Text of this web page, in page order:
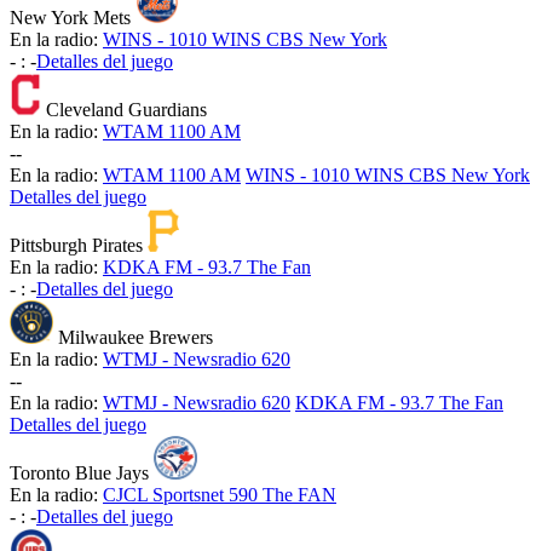
New York Mets
En la radio: WINS - 1010 WINS CBS New York
- : -Detalles del juego
Cleveland Guardians
En la radio: WTAM 1100 AM
--
En la radio: WTAM 1100 AM WINS - 1010 WINS CBS New York
Detalles del juego
Pittsburgh Pirates
En la radio: KDKA FM - 93.7 The Fan
- : -Detalles del juego
Milwaukee Brewers
En la radio: WTMJ - Newsradio 620
--
En la radio: WTMJ - Newsradio 620 KDKA FM - 93.7 The Fan
Detalles del juego
Toronto Blue Jays
En la radio: CJCL Sportsnet 590 The FAN
- : -Detalles del juego